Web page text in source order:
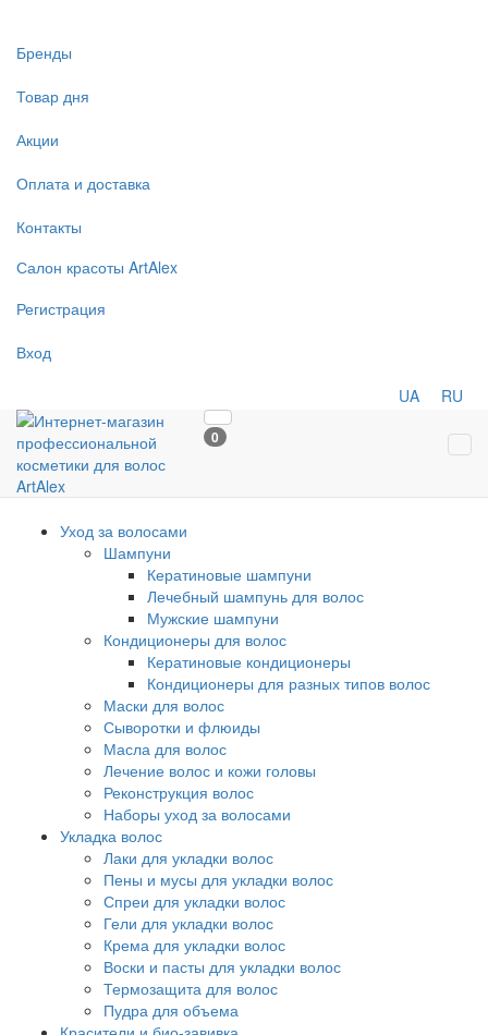
Бренды
Товар дня
Акции
Оплата и доставка
Контакты
Салон красоты ArtAlex
Регистрация
Вход
UA RU
0
Уход за волосами
Шампуни
Кератиновые шампуни
Лечебный шампунь для волос
Мужские шампуни
Кондиционеры для волос
Кератиновые кондиционеры
Кондиционеры для разных типов волос
Маски для волос
Сыворотки и флюиды
Масла для волос
Лечение волос и кожи головы
Реконструкция волос
Наборы уход за волосами
Укладка волос
Лаки для укладки волос
Пены и мусы для укладки волос
Спреи для укладки волос
Гели для укладки волос
Крема для укладки волос
Воски и пасты для укладки волос
Термозащита для волос
Пудра для объема